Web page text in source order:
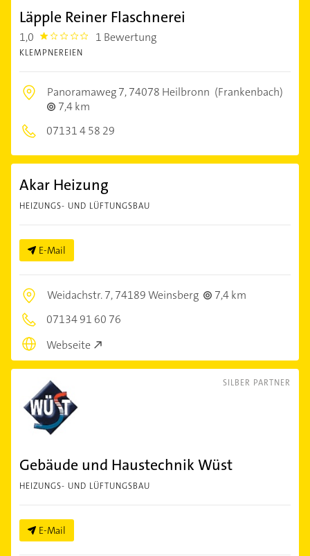
Läpple Reiner Flaschnerei
1,0 1.0 1 Bewertung
KLEMPNEREIEN
Panoramaweg 7,74078 Heilbronn (Frankenbach)
7,4 km
07131 4 58 29
Akar Heizung
HEIZUNGS- UND LÜFTUNGSBAU
E-Mail
Weidachstr. 7,74189 Weinsberg
7,4 km
07134 91 60 76
Webseite
SILBER PARTNER
Gebäude und Haustechnik Wüst
HEIZUNGS- UND LÜFTUNGSBAU
E-Mail